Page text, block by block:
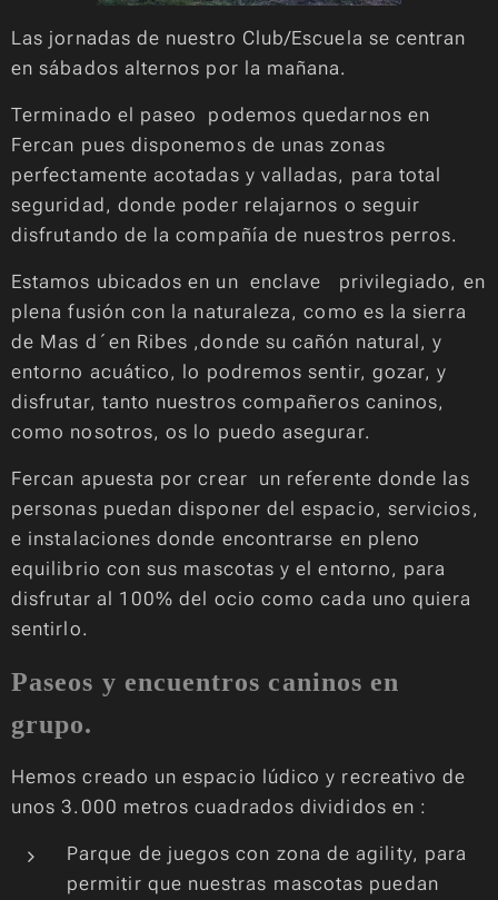
Las jornadas de nuestro Club/Escuela se centran
en sábados alternos por la mañana.
Terminado el paseo podemos quedarnos en
Fercan pues disponemos de unas zonas
perfectamente acotadas y valladas, para total
seguridad, donde poder relajarnos o seguir
disfrutando de la compañía de nuestros perros.
Estamos ubicados en un enclave privilegiado, en
plena fusión con la naturaleza, como es la sierra
de Mas d´en Ribes ,donde su cañón natural, y
entorno acuático, lo podremos sentir, gozar, y
disfrutar, tanto nuestros compañeros caninos,
como nosotros, os lo puedo asegurar.
Fercan apuesta por crear un referente donde las
personas puedan disponer del espacio, servicios,
e instalaciones donde encontrarse en pleno
equilibrio con sus mascotas y el entorno, para
disfrutar al 100% del ocio como cada uno quiera
sentirlo.
Paseos y encuentros caninos en
grupo.
Hemos creado un espacio lúdico y recreativo de
unos 3.000 metros cuadrados divididos en :
Parque de juegos con zona de agility, para
permitir que nuestras mascotas puedan